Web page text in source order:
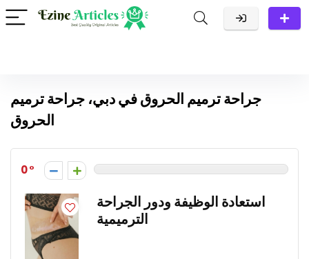
جراحة ترميم الحروق في دبي، جراحة ترميم
الحروق
0
استعادة الوظيفة ودور الجراحة
الترميمية